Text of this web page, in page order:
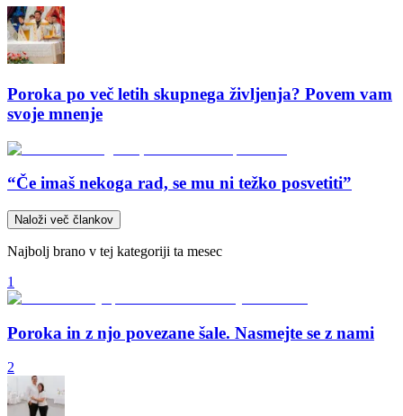
Poroka po več letih skupnega življenja? Povem vam
svoje mnenje
“Če imaš nekoga rad, se mu ni težko posvetiti”
Naloži več člankov
Najbolj brano v tej kategoriji ta mesec
1
Poroka in z njo povezane šale. Nasmejte se z nami
2